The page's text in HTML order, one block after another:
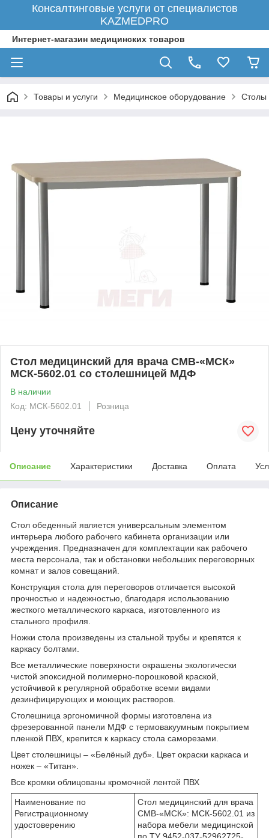
Консалтинговые услуги от специалистов
KAZMEDPRO
Интернет-магазин медицинских товаров
Товары и услуги Медицинское оборудование Столы
Стол медицинский для врача СМВ-«МСК»
МСК-5602.01 со столешницей МДФ
В наличии
Код: МСК-5602.01
Розница
Цену уточняйте
Описание Характеристики Доставка Оплата
Описание
Стол обеденный является универсальным элементом
интерьера любого рабочего кабинета организации или
учреждения. Предназначен для комплектации как рабочего
места персонала, так и обстановки небольших переговорных
комнат и залов совещаний.
Конструкция стола для переговоров отличается высокой
прочностью и надежностью, благодаря использованию
жесткого металлического каркаса, изготовленного из
стального профиля.
Ножки стола произведены из стальной трубы и крепятся к
каркасу болтами.
Все металлические поверхности окрашены экологически
чистой эпоксидной полимерно-порошковой краской,
устойчивой к регулярной обработке всеми видами
дезинфицирующих и моющих растворов.
Столешница эргономичной формы изготовлена из
фрезерованной панели МДФ с термовакуумным покрытием
пленкой ПВХ, крепится к каркасу стола саморезами.
Цвет столешницы – «Белёный дуб». Цвет окраски каркаса и
ножек – «Титан».
Все кромки облицованы кромочной лентой ПВХ
Наименование по
Регистрационному
удостоверению
Стол медицинский для врача
СМВ-«МСК»: МСК-5602.01 из
набора мебели медицинской
по ТУ 9452-037-52962725-